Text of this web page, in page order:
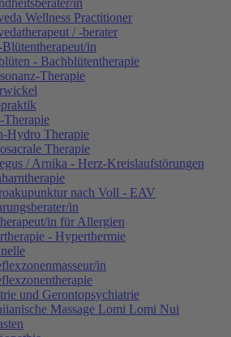
in
Wellness Practitioner
/ -berater
in
- Bachblütentherapie
Therapie
Therapie
Hydro Therapie
Therapie
/ Arnika - Herz-Kreislaufstörungen
nach Voll - EAV
in
in für Allergien
- Hyperthermie
in
und Gerontopsychiatrie
Massage Lomi Lomi Nui